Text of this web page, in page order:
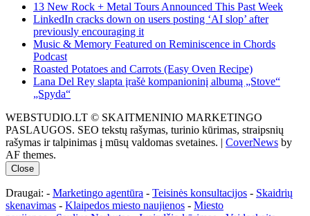
13 New Rock + Metal Tours Announced This Past Week
LinkedIn cracks down on users posting ‘AI slop’ after
previously encouraging it
Music & Memory Featured on Reminiscence in Chords
Podcast
Roasted Potatoes and Carrots (Easy Oven Recipe)
Lana Del Rey slapta įrašė kompanioninį albumą „Stove“
„Spyda“
WEBSTUDIO.LT © SKAITMENINIO MARKETINGO
PASLAUGOS. SEO tekstų rašymas, turinio kūrimas, straipsnių
rašymas ir talpinimas į mūsų valdomas svetaines. | CoverNews by
AF themes.
Close
Draugai: - Marketingo agentūra - Teisinės konsultacijos - Skaidrių
skenavimas - Klaipedos miesto naujienos - Miesto